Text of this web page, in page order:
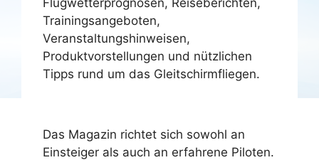
Flugwetterprognosen, Reiseberichten,
Trainingsangeboten,
Veranstaltungshinweisen,
Produktvorstellungen und nützlichen
Tipps rund um das Gleitschirmfliegen.
Das Magazin richtet sich sowohl an
Einsteiger als auch an erfahrene Piloten.